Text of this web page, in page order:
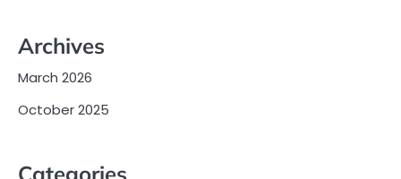
Archives
March 2026
October 2025
Categories